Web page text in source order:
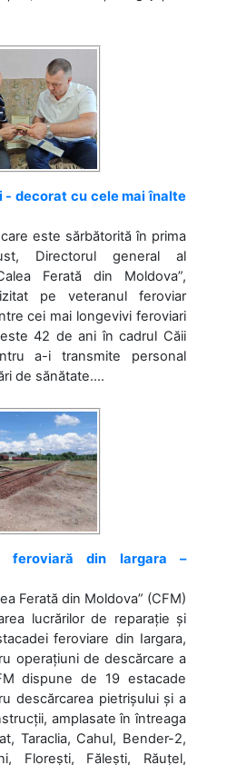
- decorat cu cele mai înalte
este sărbătorită în prima
Directorul general al
Ferată din Moldova”,
pe veteranul feroviar
cei mai longevivi feroviari
42 de ani în cadrul Căii
a-i transmite personal
de sănătate....
feroviară din Iargara –
Ferată din Moldova” (CFM)
lucrărilor de reparație și
feroviare din Iargara,
operațiuni de descărcare a
dispune de 19 estacade
descărcarea pietrișului și a
amplasate în întreaga
Taraclia, Cahul, Bender-2,
Florești, Fălești, Răuțel,